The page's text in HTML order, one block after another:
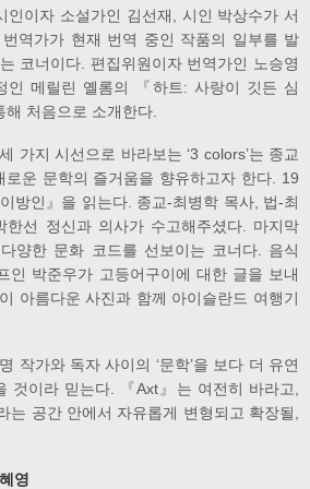
인이자 소설가인 김선재, 시인 박상수가 서
번역가가 현재 번역 중인 작품의 일부를 발
코너이다. 편집위원이자 번역가인 노승영
인 메릴린 옐롬의 『하트: 사랑이 깃든 심
처음으로 소개한다.
가지 시선으로 바라보는 ‘3 colors’는 종교
로운 문학의 즐거움을 향유하고자 한다. 19
방인』을 읽는다. 종교-최병학 목사, 법-최
한선 정신과 의사가 수고해주셨다. 마지막
다양한 문화 코드를 선보이는 코너다. 음식
인 박준우가 고등어구이에 대한 글을 보내
아름다운 사진과 함께 아이슬란드 여행기
작가와 독자 사이의 ‘문학’을 보다 더 유연
것이라 믿는다. 『Axt』는 여전히 바라고,
는 공간 안에서 자유롭게 변형되고 확장될,
영